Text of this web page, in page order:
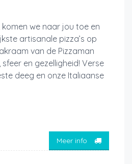
we naar jou toe en
artisanale pizza’s op
van de Pizzaman
en gezelligheid! Verse
deeg en onze Italiaanse
Meer info